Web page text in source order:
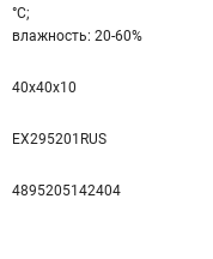
°С;
влажность: 20-60%
40x40x10
EX295201RUS
4895205142404